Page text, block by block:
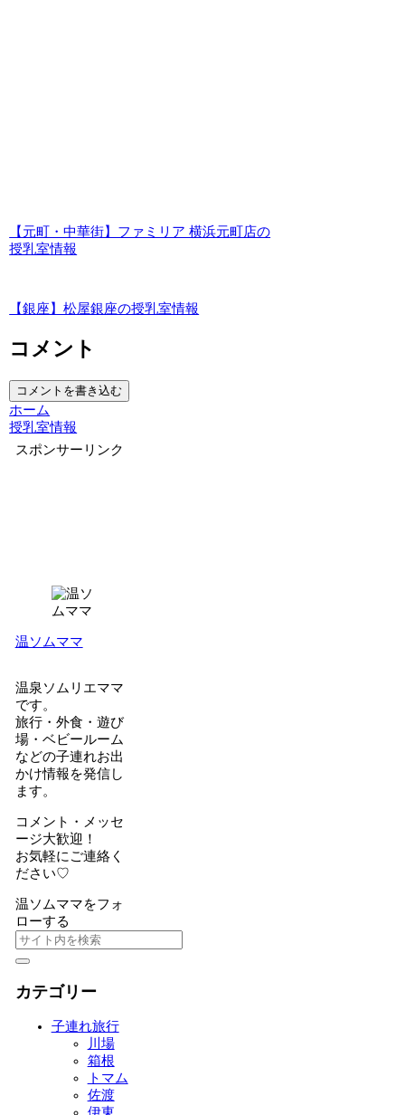
【元町・中華街】ファミリア 横浜元町店の
授乳室情報
【銀座】松屋銀座の授乳室情報
コメント
コメントを書き込む
ホーム
授乳室情報
スポンサーリンク
温ソムママ
温泉ソムリエママ
です。
旅行・外食・遊び
場・ベビールーム
などの子連れお出
かけ情報を発信し
ます。
コメント・メッセ
ージ大歓迎！
お気軽にご連絡く
ださい♡
温ソムママをフォ
ローする
カテゴリー
子連れ旅行
川場
箱根
トマム
佐渡